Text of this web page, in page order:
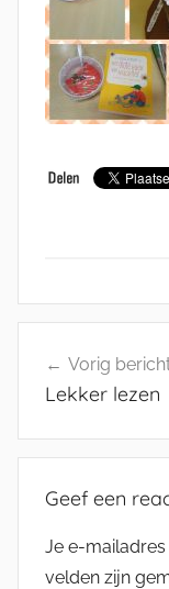
navigatie
Vorig
Lekker lezen
Geef een
Je e-
velden zijn